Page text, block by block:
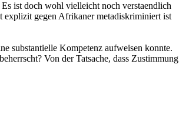
ist doch wohl vielleicht noch verstaendlich
explizit gegen Afrikaner metadiskriminiert ist
substantielle Kompetenz aufweisen konnte.
Von der Tatsache, dass Zustimmung